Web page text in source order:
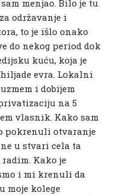
menjao. Bilo je tu
održavanje i
to je išlo onako
do nekog period dok
kuću, koja je
evra. Lokalni
i dobijem
na 5
vlasnik. Kako sam
pokrenuli otvaranje
u stvari cela ta
Kako je
i mi krenuli da
moje kolege